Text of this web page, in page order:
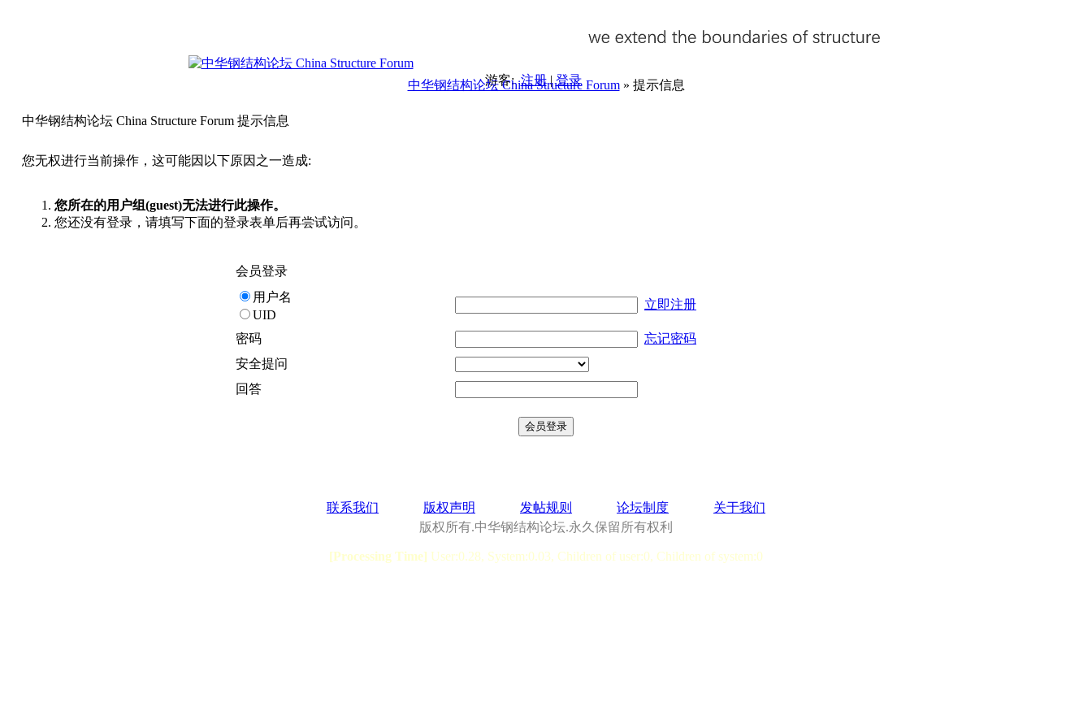
游客:注册|登录
中华钢结构论坛 China Structure Forum» 提示信息
中华钢结构论坛 China Structure Forum 提示信息
您无权进行当前操作，这可能因以下原因之一造成:
您所在的用户组(guest)无法进行此操作。
您还没有登录，请填写下面的登录表单后再尝试访问。
会员登录
用户名
UID
立即注册
密码
忘记密码
安全提问
回答
联系我们 版权声明 发帖规则 论坛制度
关于我们
版权所有.中华钢结构论坛.永久保留所有权利
[Processing Time] User:0.28, System:0.03, Children of user:0, Children of system:0